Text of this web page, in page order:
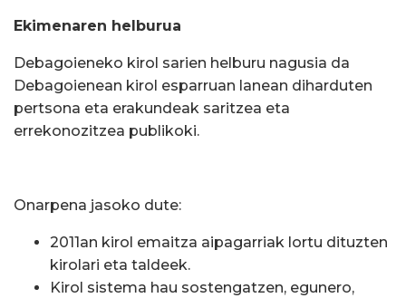
Ekimenaren helburua
Debagoieneko kirol sarien helburu nagusia da
Debagoienean kirol esparruan lanean diharduten
pertsona eta erakundeak saritzea eta
errekonozitzea publikoki.
Onarpena jasoko dute:
2011an kirol emaitza aipagarriak lortu dituzten
kirolari eta taldeek.
Kirol sistema hau sostengatzen, egunero,